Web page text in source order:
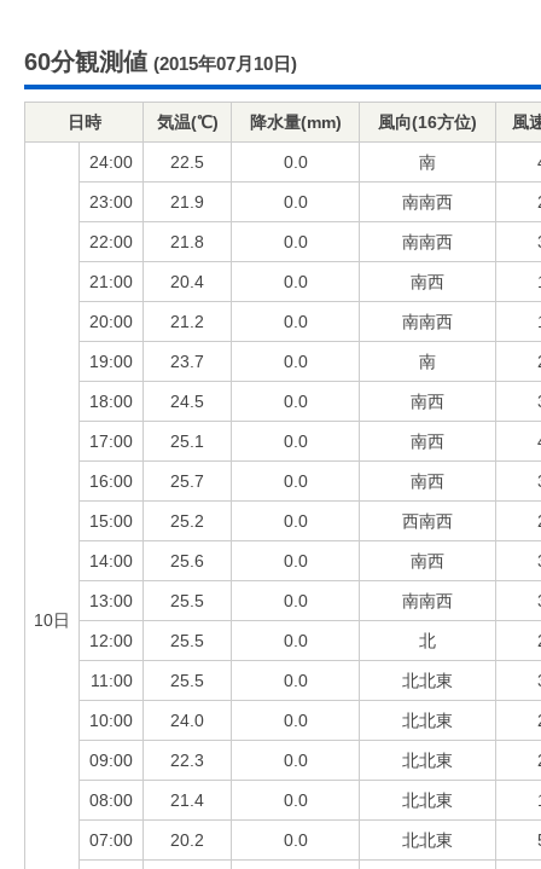
60分観測値 (2015年07月10日)
日時 気温(℃) 降水量(mm) 風向(16方位) 風
10日
24:00 22.5 0.0 南
23:00 21.9 0.0 南南西
22:00 21.8 0.0 南南西
21:00 20.4 0.0 南西
20:00 21.2 0.0 南南西
19:00 23.7 0.0 南
18:00 24.5 0.0 南西
17:00 25.1 0.0 南西
16:00 25.7 0.0 南西
15:00 25.2 0.0 西南西
14:00 25.6 0.0 南西
13:00 25.5 0.0 南南西
12:00 25.5 0.0 北
11:00 25.5 0.0 北北東
10:00 24.0 0.0 北北東
09:00 22.3 0.0 北北東
08:00 21.4 0.0 北北東
07:00 20.2 0.0 北北東